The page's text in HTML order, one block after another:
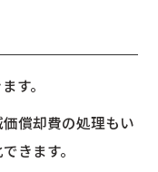
す。
償却費の処理もい
きます。